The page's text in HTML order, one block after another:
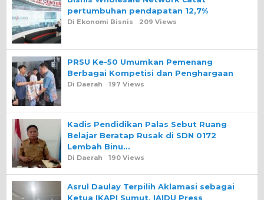
pertumbuhan pendapatan 12,7%
Di Ekonomi Bisnis 209 Views
PRSU Ke-50 Umumkan Pemenang
Berbagai Kompetisi dan Penghargaan
Di Daerah 197 Views
Kadis Pendidikan Palas Sebut Ruang
Belajar Beratap Rusak di SDN 0172
Lembah Binu…
Di Daerah 190 Views
Asrul Daulay Terpilih Aklamasi sebagai
Ketua IKAPI Sumut, IAIDU Press